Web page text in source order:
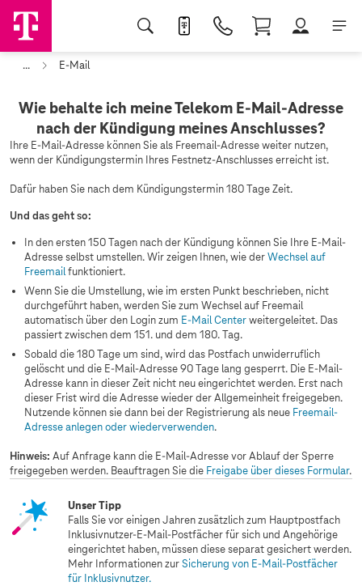
... E-Mail
Wie behalte ich meine Telekom E-Mail-Adresse
nach der Kündigung meines Anschlusses?
Ihre E-Mail-Adresse können Sie als Freemail-Adresse weiter nutzen,
wenn der Kündigungstermin Ihres Festnetz-Anschlusses erreicht ist.
Dafür haben Sie nach dem Kündigungstermin 180 Tage Zeit.
Und das geht so:
In den ersten 150 Tagen nach der Kündigung können Sie Ihre E-Mail-
Adresse selbst umstellen. Wir zeigen Ihnen, wie derWechsel auf
Freemailfunktioniert.
Wenn Sie die Umstellung, wie im ersten Punkt beschrieben, nicht
durchgeführt haben, werden Sie zum Wechsel auf Freemail
automatisch über den Login zum E-Mail Centerweitergeleitet. Das
passiert zwischen dem 151. und dem 180. Tag.
Sobald die 180 Tage um sind, wird das Postfach unwiderruflich
gelöscht und die E-Mail-Adresse 90 Tage lang gesperrt. Die E-Mail-
Adresse kann in dieser Zeit nicht neu eingerichtet werden. Erst nach
dieser Frist wird die Adresse wieder der Allgemeinheit freigegeben.
Nutzende können sie dann bei der Registrierung als neue Freemail-
Adresse anlegen oder wiederverwenden.
Hinweis: Auf Anfrage kann die E-Mail-Adresse vor Ablauf der Sperre
freigegeben werden. Beauftragen Sie die Freigabe über dieses Formular.
Unser Tipp
Falls Sie vor einigen Jahren zusätzlich zum Hauptpostfach
Inklusivnutzer-E-Mail-Postfächer für sich und Angehörige
eingerichtet haben, müssen diese separat gesichert werden.
Mehr Informationen zurSicherung von E-Mail-Postfächer
für Inklusivnutzer.